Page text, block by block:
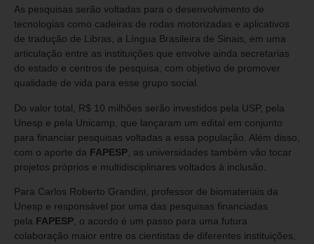
As pesquisas serão voltadas para o desenvolvimento de
tecnologias como cadeiras de rodas motorizadas e aplicativos
de tradução de Libras, a Língua Brasileira de Sinais, em uma
articulação entre as instituições que envolve ainda secretarias
do estado e centros de pesquisa, com objetivo de promover
qualidade de vida para esse grupo social.
Do valor total, R$ 10 milhões serão investidos pela USP, pela
Unesp e pela Unicamp, que lançaram um edital em conjunto
para financiar pesquisas voltadas a essa população. Além disso,
com o aporte da FAPESP , as universidades também vão tocar
projetos próprios e multidisciplinares voltados à inclusão.
Para Carlos Roberto Grandini, professor de biomateriais da
Unesp e responsável por uma das pesquisas financiadas
pela FAPESP , o acordo é um passo para uma futura
colaboração maior entre os cientistas de diferentes instituições,